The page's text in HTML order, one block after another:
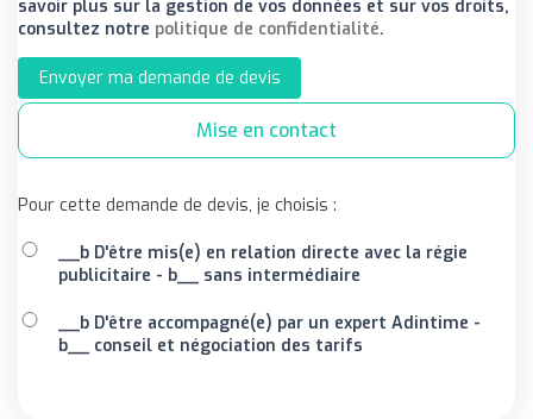
savoir plus sur la gestion de vos données et sur vos droits,
consultez notre politique de confidentialité.
Envoyer ma demande de devis
Mise en contact
Pour cette demande de devis, je choisis :
__b D'être mis(e) en relation directe avec la régie
publicitaire - b__ sans intermédiaire
__b D'être accompagné(e) par un expert Adintime -
b__ conseil et négociation des tarifs